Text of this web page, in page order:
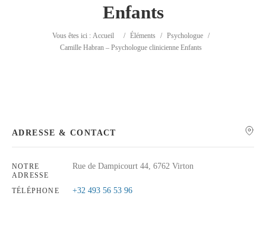
Enfants
Vous êtes ici : Accueil / Éléments / Psychologue
/
Camille Habran – Psychologue clinicienne Enfants
ADRESSE & CONTACT
NOTRE
ADRESSE
Rue de Dampicourt 44, 6762 Virton
TÉLÉPHONE +32 493 56 53 96